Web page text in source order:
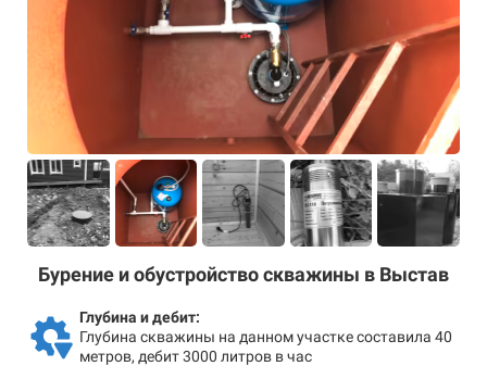
Бурение и обустройство скважины в Выстав
Глубина и дебит:
Глубина скважины на данном участке составила 40
метров, дебит 3000 литров в час